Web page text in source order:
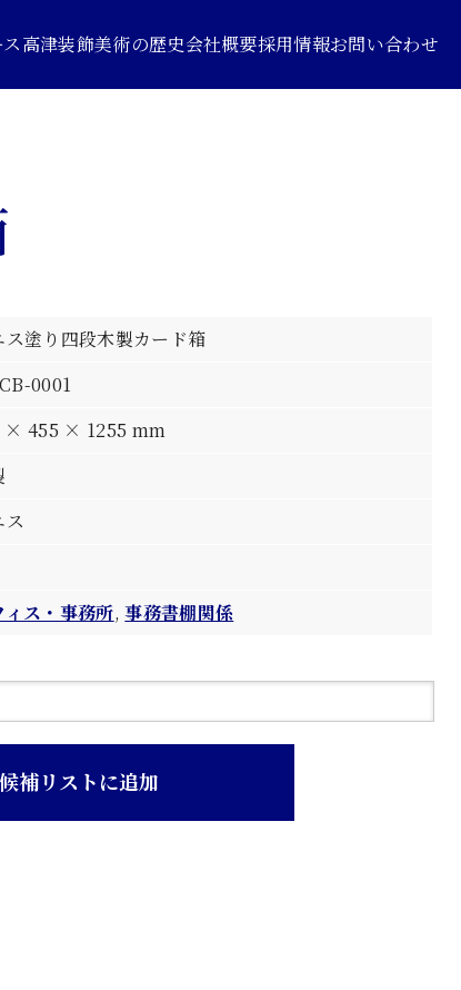
高津装飾美術の歴史会社概要採用情報お問い合わせ
ス塗り四段木製カード箱
0001
× 455 × 1255 mm
ス
ィス・事務所,事務書棚関係
補リストに追加